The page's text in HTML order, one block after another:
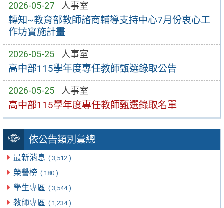
2026-05-27 人事室
轉知~教育部教師諮商輔導支持中心7月份衷心工
作坊實施計畫
2026-05-25 人事室
高中部115學年度專任教師甄選錄取公告
2026-05-25 人事室
高中部115學年度專任教師甄選錄取名單
依公告類別彙總
最新消息 ( 3,512 )
榮譽榜 ( 180 )
學生專區 ( 3,544 )
教師專區 ( 1,234 )